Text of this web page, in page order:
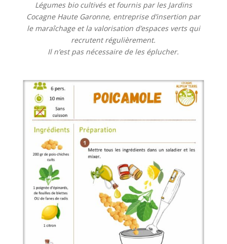
Légumes bio cultivés et fournis par les Jardins
Cocagne Haute Garonne, entreprise d’insertion par
le maraîchage et la valorisation d’espaces verts qui
recrutent régulièrement.
Il n’est pas nécessaire de les éplucher.